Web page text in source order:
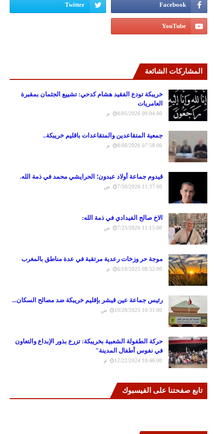
المشاركات الشائعة
خريبكة تودع الفقيد هشام كدحي: تشييع الجثمان بمقبرة
العامريات
8/05/2026 09:04:00 م
جمعية المتقاعدين والمتقاعدات باقليم خريبكة..
8/08/2026 07:58:00 م
قيدوم جماعة أولاد عبدون؛ الحرايشي محمد في ذمة الله.
7/30/2026 11:37:00 ص
الاخ صالح الفيدادي في ذمة الله:
7/25/2026 11:15:00 ص
موجة حر وزخات رعدية مرتقبة في عدة مناطق بالمغرب
6/18/2025 08:52:00 م
رئيس جماعة عين قيشر بإقليم خريبكة ضد مصالح السكان...
10/28/2025 10:31:00 ص
حركة الطفولة الشعبية بخريبكة: تزرع بذور الإبداع والتعاون
في نفوس أطفال المدينة"
12/22/2024 10:46:00 م
تابع صفحتنا على الفيسبوك